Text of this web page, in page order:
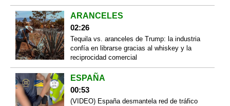
ARANCELES
02:26
Tequila vs. aranceles de Trump: la industria
confía en librarse gracias al whiskey y la
reciprocidad comercial
ESPAÑA
00:53
(VIDEO) España desmantela red de tráfico